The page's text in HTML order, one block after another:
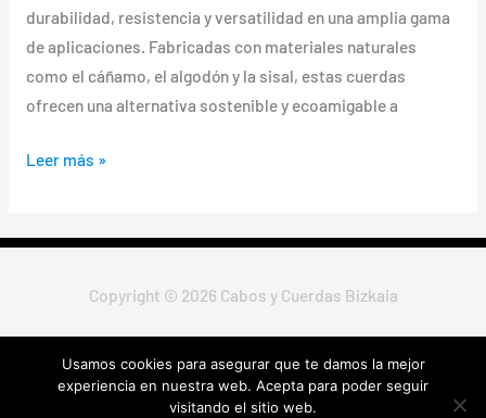
durabilidad, resistencia y versatilidad en una amplia gama
de aplicaciones. Fabricadas con materiales naturales
como el cáñamo, el algodón y la sisal, estas cuerdas
ofrecen una alternativa sostenible y ecoamigable a
Leer más »
Copyright © 2026 Cabos y Cuerdas Bizkaia
Política de Privacidad|Política de Cookies |Aviso Legal|Envío,
Devoluciones y Cambios
Usamos cookies para asegurar que te damos la mejor
experiencia en nuestra web. Acepta para poder seguir
visitando el sitio web.